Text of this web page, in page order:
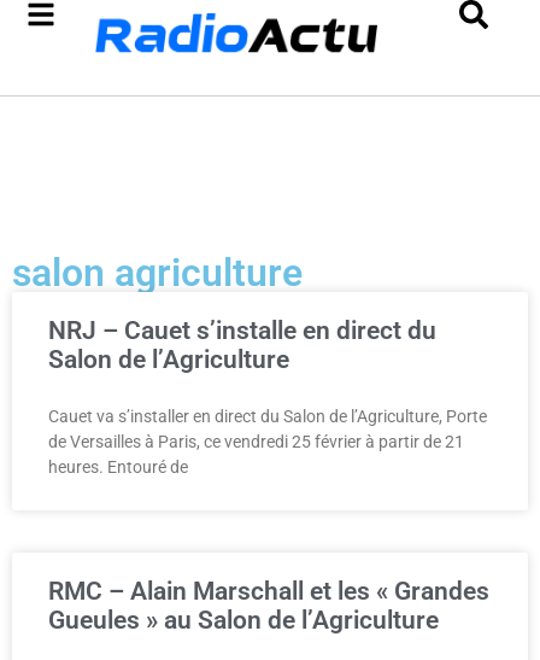
salon agriculture
NRJ – Cauet s’installe en direct du
Salon de l’Agriculture
Cauet va s’installer en direct du Salon de l’Agriculture, Porte
de Versailles à Paris, ce vendredi 25 février à partir de 21
heures. Entouré de
RMC – Alain Marschall et les « Grandes
Gueules » au Salon de l’Agriculture